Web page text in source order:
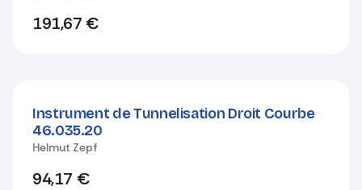
191,67 €
Instrument de Tunnelisation Droit Courbe
46.035.20
Helmut Zepf
94,17 €